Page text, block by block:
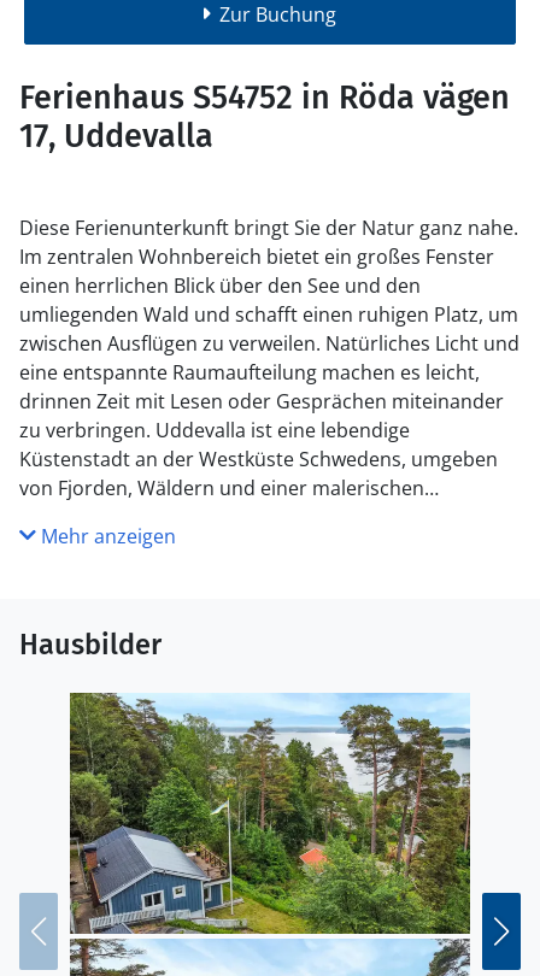
Zur Buchung
Ferienhaus S54752 in Röda vägen
17, Uddevalla
Diese Ferienunterkunft bringt Sie der Natur ganz nahe.
Im zentralen Wohnbereich bietet ein großes Fenster
einen herrlichen Blick über den See und den
umliegenden Wald und schafft einen ruhigen Platz, um
zwischen Ausflügen zu verweilen. Natürliches Licht und
eine entspannte Raumaufteilung machen es leicht,
drinnen Zeit mit Lesen oder Gesprächen miteinander
zu verbringen. Uddevalla ist eine lebendige
Küstenstadt an der Westküste Schwedens, umgeben
von Fjorden, Wäldern und einer malerischen
Wasser entlang der beliebten Holzsteg-Promenade
Museum Bohuslän, die Inselgemeinden Orust und
Tjörn, der Tierpark Nordens Ark sowie die historische
Festung Bohus bei Göteborg.
Mehr anzeigen
Hausbilder